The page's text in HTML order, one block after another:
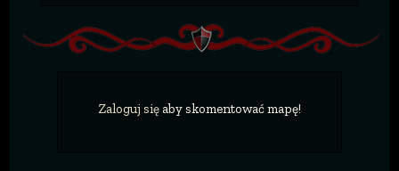
Zaloguj sięaby skomentować mapę!